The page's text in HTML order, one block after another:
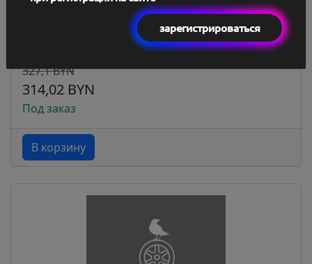
Литой диск iFree Финчер 14x5.5" 4x100мм DIA
327,1 BYN
314,02 BYN
Под заказ
В корзину
зарегистрироваться